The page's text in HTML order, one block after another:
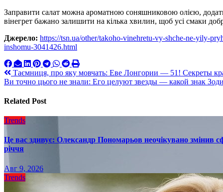
Заправити салат можна ароматною соняшниковою олією,
вінегрет бажано залишити на кілька хвилин, щоб усі смаки
Джерело: https://tsn.ua/other/takoho-vinehretu-vy-shche-ne-yily-
inshomu-3041426.html
Навигация
по
записям
Таємниця, про яку мовчать: Еве Лонгории — 51! Секреты
Ви точно цього не знали: Его целуют звезды — какой знак
Related Post
Trends
Це вас здивує: Олександр Пономарьов неочікувано змінив
річчя
Авг 9, 2026
Trends